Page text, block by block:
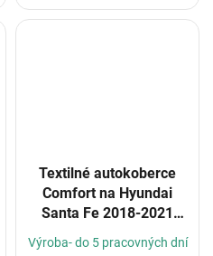
Textilné autokoberce
Comfort na Hyundai
Santa Fe 2018-2021
Výroba- do 5 pracovných dní